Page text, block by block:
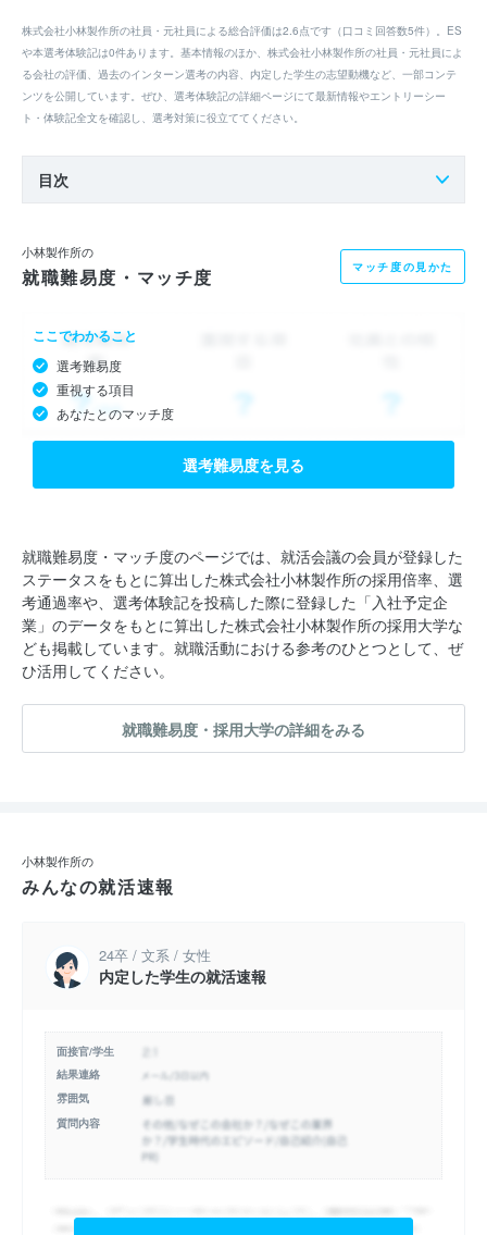
株式会社小林製作所の社員・元社員による総合評価は2.6点です（口コミ回答数5件）。ES
や本選考体験記は0件あります。基本情報のほか、株式会社小林製作所の社員・元社員によ
る会社の評価、過去のインターン選考の内容、内定した学生の志望動機など、一部コンテ
ンツを公開しています。ぜひ、選考体験記の詳細ページにて最新情報やエントリーシー
ト・体験記全文を確認し、選考対策に役立ててください。
目次
小林製作所の
就職難易度・マッチ度 マッチ度の見かた
ここでわかること
選考難易度
重視する項目
あなたとのマッチ度
選考難易度を見る
就職難易度・マッチ度のページでは、就活会議の会員が登録した
ステータスをもとに算出した株式会社小林製作所の採用倍率、選
考通過率や、選考体験記を投稿した際に登録した「入社予定企
業」のデータをもとに算出した株式会社小林製作所の採用大学な
ども掲載しています。就職活動における参考のひとつとして、ぜ
ひ活用してください。
就職難易度・採用大学の詳細をみる
小林製作所の
みんなの就活速報
24卒 / 文系 / 女性
内定した学生の就活速報
面接官/学生
結果連絡
雰囲気
質問内容